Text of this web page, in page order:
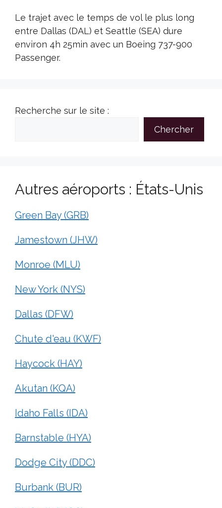
Le trajet avec le temps de vol le plus long
entre Dallas (DAL) et Seattle (SEA) dure
environ 4h 25min avec un Boeing 737-900
Passenger.
Recherche sur le site :
Chercher
Autres aéroports : États-Unis
Green Bay (GRB)
Jamestown (JHW)
Monroe (MLU)
New York (NYS)
Dallas (DFW)
Chute d'eau (KWF)
Haycock (HAY)
Akutan (KQA)
Idaho Falls (IDA)
Barnstable (HYA)
Dodge City (DDC)
Burbank (BUR)